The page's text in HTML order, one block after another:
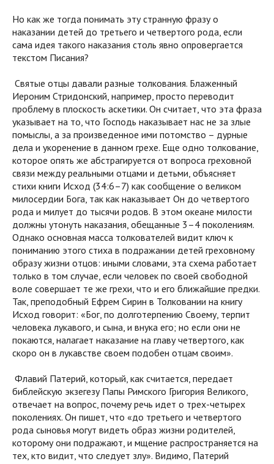
Но как же тогда понимать эту странную фразу о
наказании детей до третьего и четвертого рода, если
сама идея такого наказания столь явно опровергается
текстом Писания?
Святые отцы давали разные толкования. Блаженный
Иероним Стридонский, например, просто переводит
проблему в плоскость аскетики. Он считает, что эта фраза
указывает на то, что Господь наказывает нас не за злые
помыслы, а за произведенное ими потомство – дурные
дела и укоренение в данном грехе. Еще одно толкование,
которое опять же абстрагируется от вопроса греховной
связи между реальными отцами и детьми, объясняет
стихи книги Исход (34:6–7) как сообщение о великом
милосердии Бога, так как наказывает Он до четвертого
рода и милует до тысячи родов. В этом океане милости
должны утонуть наказания, обещанные 3–4 поколениям.
Однако основная масса толкователей видит ключ к
пониманию этого стиха в подражании детей греховному
образу жизни отцов: иными словами, эта схема работает
только в том случае, если человек по своей свободной
воле совершает те же грехи, что и его ближайшие предки.
Так, преподобный Ефрем Сирин в Толковании на книгу
Исход говорит: «Бог, по долготерпению Своему, терпит
человека лукавого, и сына, и внука его; но если они не
покаются, налагает наказание на главу четвертого, как
скоро он в лукавстве своем подобен отцам своим».
Флавий Патерий, который, как считается, передает
библейскую экзегезу Папы Римского Григория Великого,
отвечает на вопрос, почему речь идет о трех-четырех
поколениях. Он пишет, что «до третьего и четвертого
рода сыновья могут видеть образ жизни родителей,
которому они подражают, и мщение распространяется на
тех, кто видит, что следует злу». Видимо, Патерий